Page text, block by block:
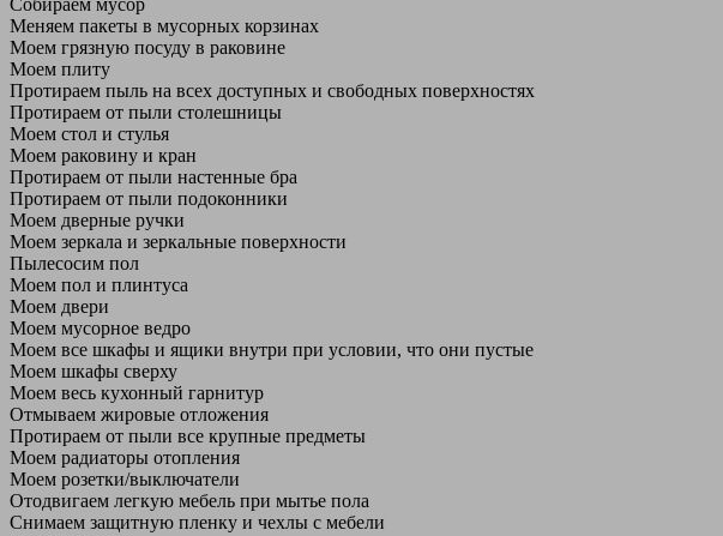
Собираем мусор
Меняем пакеты в мусорных корзинах
Моем грязную посуду в раковине
Моем плиту
Протираем пыль на всех доступных и свободных поверхностях
Протираем от пыли столешницы
Моем стол и стулья
Моем раковину и кран
Протираем от пыли настенные бра
Протираем от пыли подоконники
Моем дверные ручки
Моем зеркала и зеркальные поверхности
Пылесосим пол
Моем пол и плинтуса
Моем двери
Моем мусорное ведро
Моем все шкафы и ящики внутри при условии, что они пустые
Моем шкафы сверху
Моем весь кухонный гарнитур
Отмываем жировые отложения
Протираем от пыли все крупные предметы
Моем радиаторы отопления
Моем розетки/выключатели
Отодвигаем легкую мебель при мытье пола
Снимаем защитную пленку и чехлы с мебели